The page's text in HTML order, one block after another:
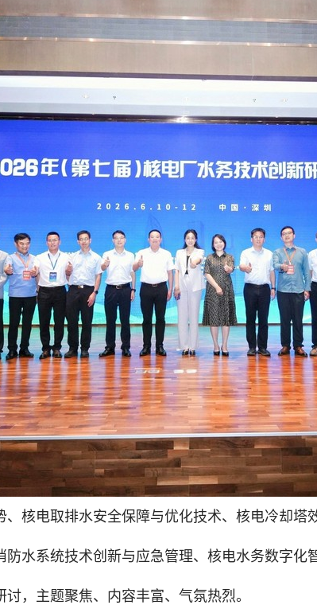
核电取排水安全保障与优化技术、核电冷却
水系统技术创新与应急管理、核电水务数字
，主题聚焦、内容丰富、气氛热烈。